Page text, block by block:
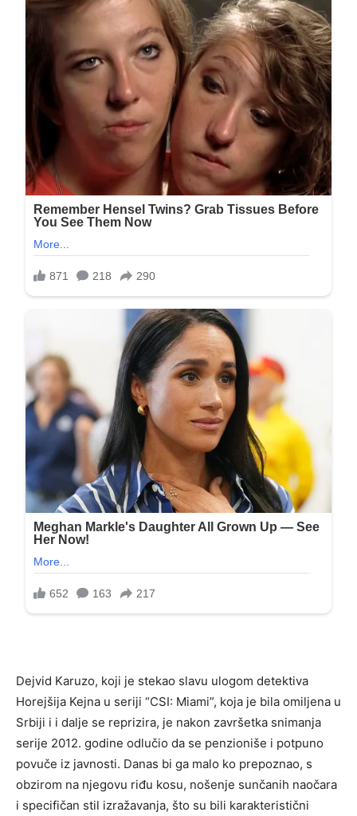
Dejvid Karuzo, koji je stekao slavu ulogom detektiva
Horejšija Kejna u seriji “CSI: Miami”, koja je bila omiljena u
Srbiji i i dalje se reprizira, je nakon završetka snimanja
serije 2012. godine odlučio da se penzioniše i potpuno
povuče iz javnosti. Danas bi ga malo ko prepoznao, s
obzirom na njegovu riđu kosu, nošenje sunčanih naočara
i specifičan stil izražavanja, što su bili karakteristični